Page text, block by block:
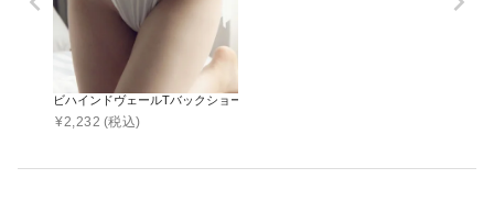
ビハインドヴェールTバックショーツ【ショーツ単品】
¥2,232 (税込)